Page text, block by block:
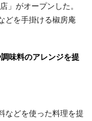
」がオープンした。
どを手掛ける椒房庵
味料のアレンジを提
などを使った料理を提